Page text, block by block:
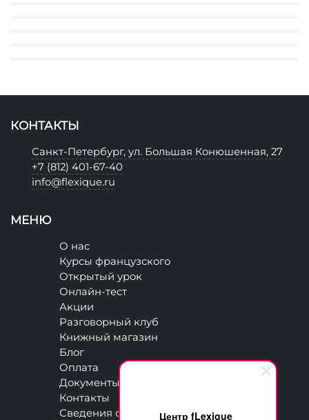
Центр fLexique
КОНТАКТЫ
Санкт-Петербург, ул. Большая Конюшенная, 27
+7 (812) 401-67-40
info@flexique.ru
МЕНЮ
О нас
Курсы французского
Открытый урок
Онлайн-тест
Акции
Разговорный клуб
Книжный магазин
Блог
Оплата
Документы
Контакты
Сведения об образовательной